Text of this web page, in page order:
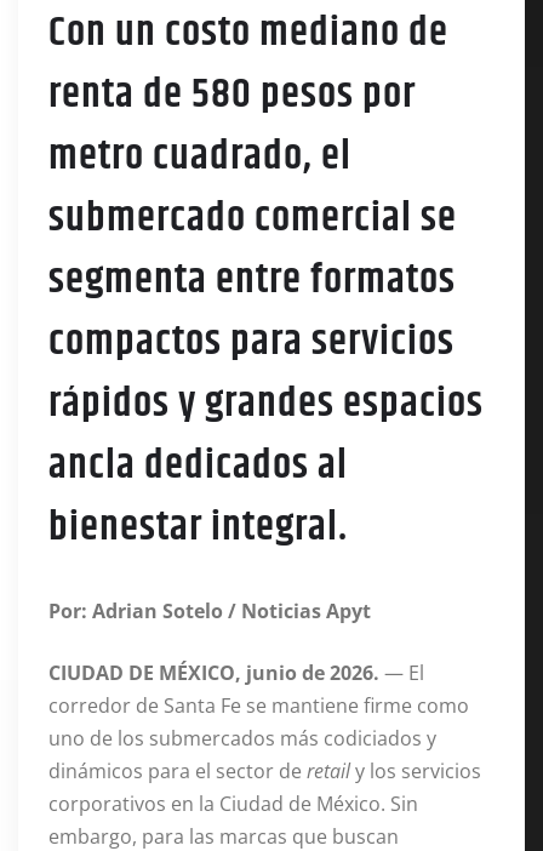
Con un costo mediano de
renta de 580 pesos por
metro cuadrado, el
submercado comercial se
segmenta entre formatos
compactos para servicios
rápidos y grandes espacios
ancla dedicados al
bienestar integral.
Por: Adrian Sotelo / Noticias Apyt
CIUDAD DE MÉXICO, junio de 2026. — El
corredor de Santa Fe se mantiene firme como
uno de los submercados más codiciados y
dinámicos para el sector de retaily los servicios
corporativos en la Ciudad de México. Sin
embargo, para las marcas que buscan